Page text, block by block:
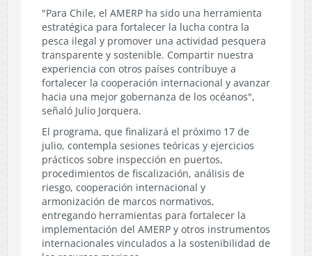
"Para Chile, el AMERP ha sido una herramienta
estratégica para fortalecer la lucha contra la
pesca ilegal y promover una actividad pesquera
transparente y sostenible. Compartir nuestra
experiencia con otros países contribuye a
fortalecer la cooperación internacional y avanzar
hacia una mejor gobernanza de los océanos",
señaló Julio Jorquera.
El programa, que finalizará el próximo 17 de
julio, contempla sesiones teóricas y ejercicios
prácticos sobre inspección en puertos,
procedimientos de fiscalización, análisis de
riesgo, cooperación internacional y
armonización de marcos normativos,
entregando herramientas para fortalecer la
implementación del AMERP y otros instrumentos
internacionales vinculados a la sostenibilidad de